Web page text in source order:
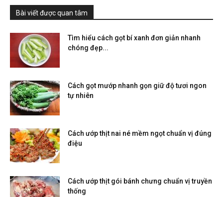
Bài viết được quan tâm
Tìm hiểu cách gọt bí xanh đơn giản nhanh
chóng đẹp...
Cách gọt mướp nhanh gọn giữ độ tươi ngon
tự nhiên
Cách ướp thịt nai né mềm ngọt chuẩn vị đúng
điệu
Cách ướp thịt gói bánh chưng chuẩn vị truyền
thống